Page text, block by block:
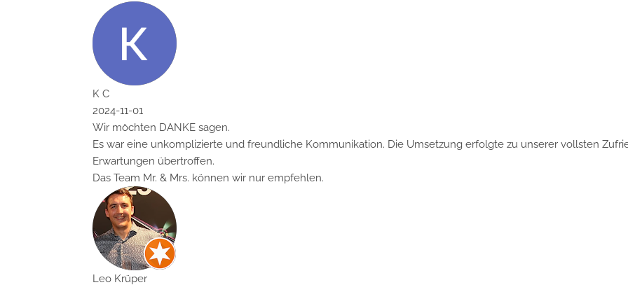
2024-11-01
Wir möchten DANKE sagen.
Es war eine unkomplizierte und freundliche Kommunikation. Die Umsetzung erfolgte zu unserer vollsten
Erwartungen übertroffen.
Das Team Mr. & Mrs. können wir nur empfehlen.
Leo Krüper